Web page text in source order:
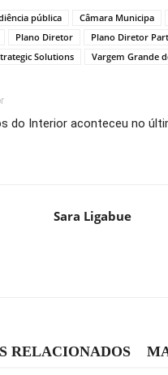
pública Câmara Municipa
Plano Diretor Plano Diretor
Solutions
Vargem Grande
do Interior aconteceu no
Sara Ligabue
RELACIONADOS